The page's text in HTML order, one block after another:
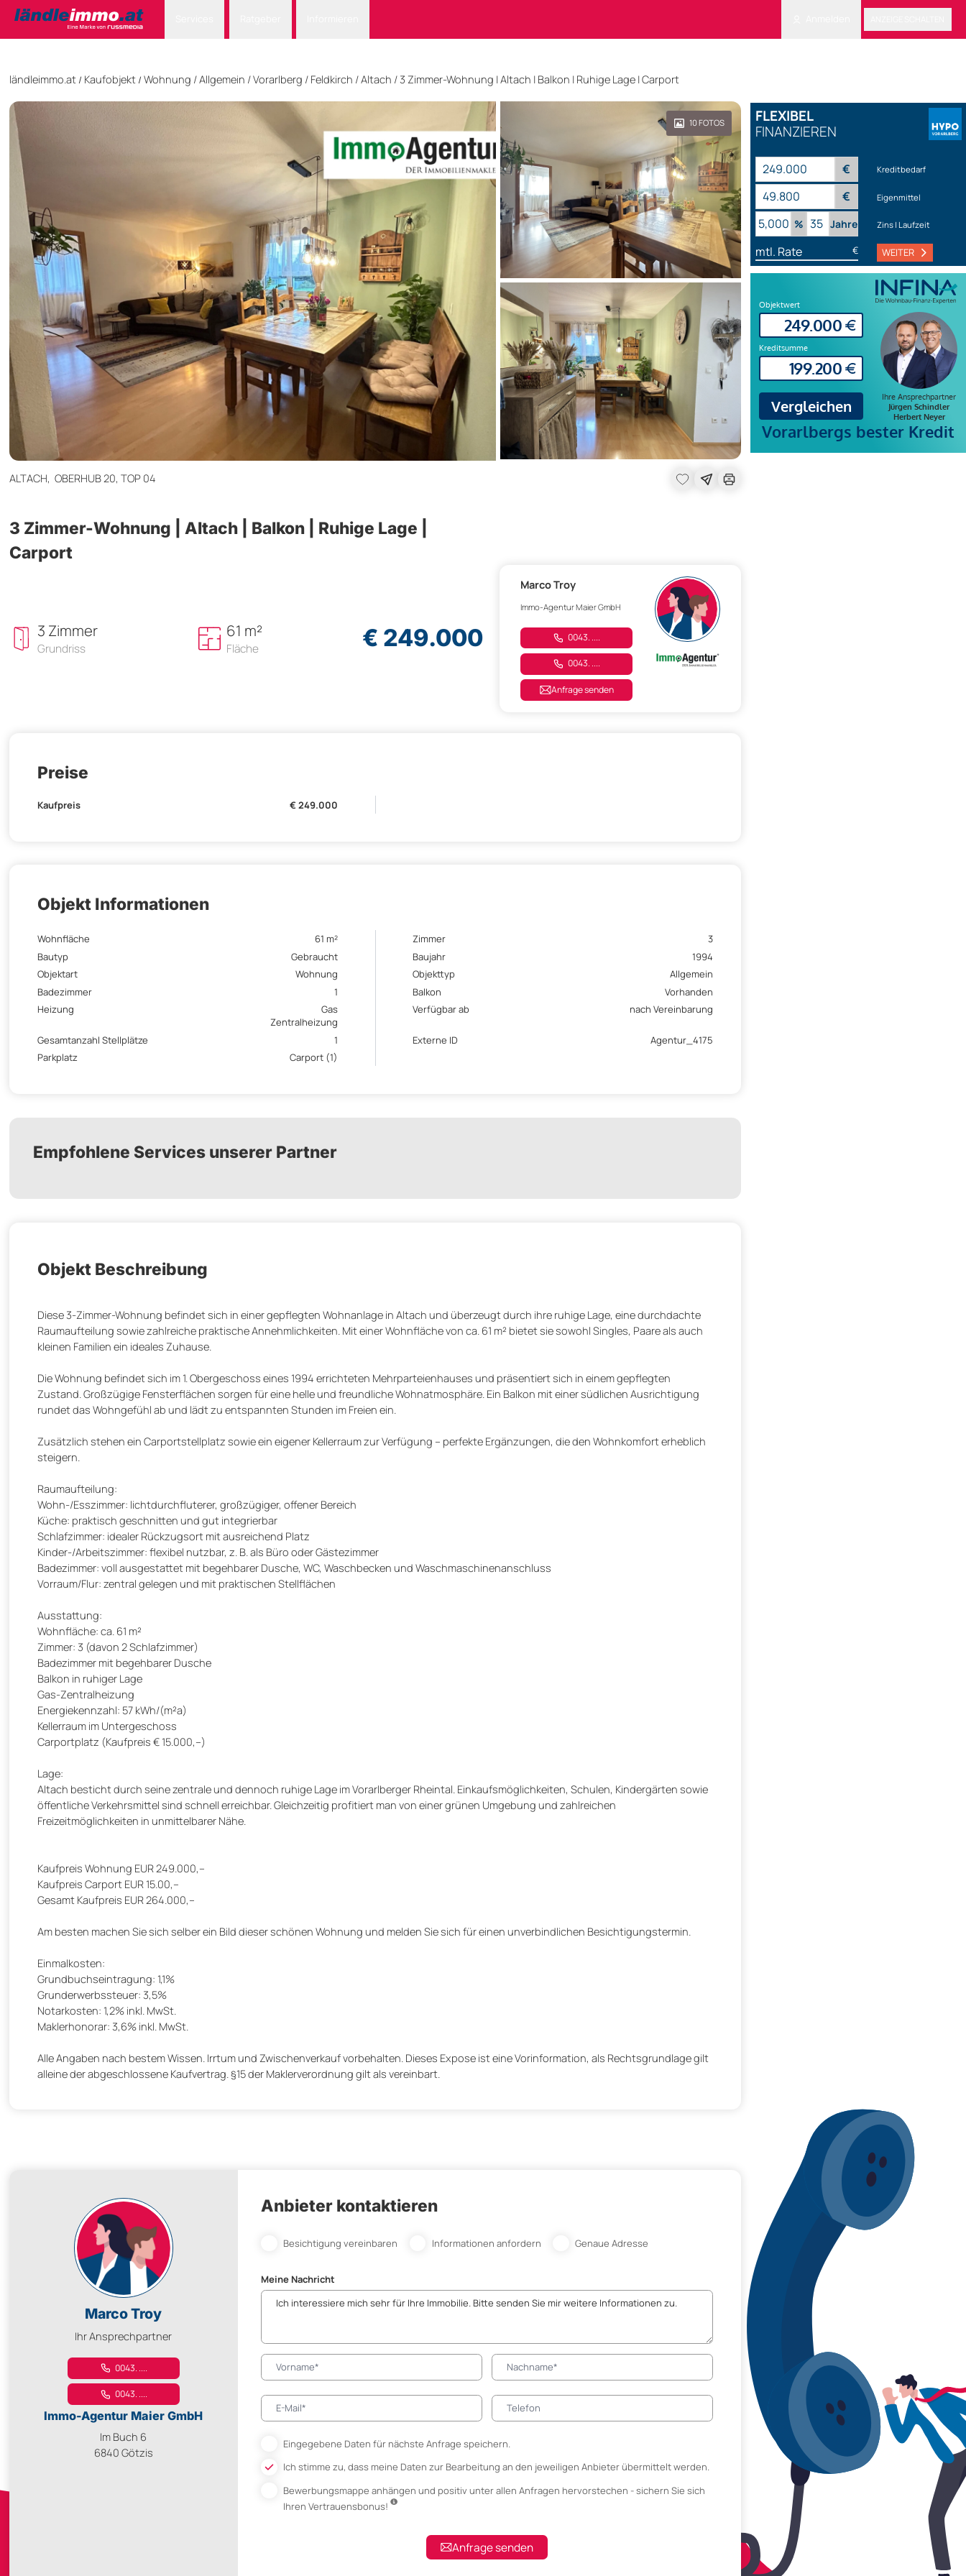
FLEXIBEL
FINANZIEREN
€ Kreditbedarf
€ Eigenmittel
% Jahre Zins | Laufzeit
mtl. Rate € WEITER
ländleimmo.at / Kaufobjekt / Wohnung /Allgemein /Vorarlberg / Feldkirch / Altach /3 Zimmer-Wohnung | Altach | Balkon | Ruhige Lage | Carport
10FOTOS
ALTACH, OBERHUB 20, TOP 04
3 Zimmer-Wohnung | Altach | Balkon | Ruhige Lage |
Carport
3 Zimmer
Grundriss
61 m²
Fläche € 249.000
Marco Troy
Immo-Agentur Maier GmbH
0043. ....
0043. ....
Anfrage senden
Preise
Kaufpreis € 249.000
Objekt Informationen
Wohnfläche 61 m² Zimmer
3
Bautyp
Gebraucht Baujahr
1994
Objektart
Wohnung Objekttyp
Allgemein
Badezimmer
1 Balkon
Vorhanden
Heizung
Gas
Zentralheizung
Verfügbar ab nach Vereinbarung
Gesamtanzahl Stellplätze 1 Externe ID
Agentur_4175
Parkplatz
Carport (1)
Empfohlene Services unserer Partner
Objekt Beschreibung
Diese 3-Zimmer-Wohnung befindet sich in einer gepflegten Wohnanlage in Altach und überzeugt durch ihre ruhige Lage, eine durchdachte
Raumaufteilung sowie zahlreiche praktische Annehmlichkeiten. Mit einer Wohnfläche von ca. 61 m² bietet sie sowohl Singles, Paare als auch
kleinen Familien ein ideales Zuhause.
Die Wohnung befindet sich im 1. Obergeschoss eines 1994 errichteten Mehrparteienhauses und präsentiert sich in einem gepflegten
Zustand. Großzügige Fensterflächen sorgen für eine helle und freundliche Wohnatmosphäre. Ein Balkon mit einer südlichen Ausrichtigung
rundet das Wohngefühl ab und lädt zu entspannten Stunden im Freien ein.
Zusätzlich stehen ein Carportstellplatz sowie ein eigener Kellerraum zur Verfügung – perfekte Ergänzungen, die den Wohnkomfort erheblich
steigern.
Raumaufteilung:
Wohn-/Esszimmer: lichtdurchfluterer, großzügiger, offener Bereich
Küche: praktisch geschnitten und gut integrierbar
Schlafzimmer: idealer Rückzugsort mit ausreichend Platz
Kinder-/Arbeitszimmer: flexibel nutzbar, z. B. als Büro oder Gästezimmer
Badezimmer: voll ausgestattet mit begehbarer Dusche, WC, Waschbecken und Waschmaschinenanschluss
Vorraum/Flur: zentral gelegen und mit praktischen Stellflächen
Ausstattung:
Wohnfläche: ca. 61 m²
Zimmer: 3 (davon 2 Schlafzimmer)
Badezimmer mit begehbarer Dusche
Balkon in ruhiger Lage
Gas-Zentralheizung
Energiekennzahl: 57 kWh/(m²a)
Kellerraum im Untergeschoss
Carportplatz (Kaufpreis € 15.000,–)
Lage:
Altach besticht durch seine zentrale und dennoch ruhige Lage im Vorarlberger Rheintal. Einkaufsmöglichkeiten, Schulen, Kindergärten sowie
öffentliche Verkehrsmittel sind schnell erreichbar. Gleichzeitig profitiert man von einer grünen Umgebung und zahlreichen
Freizeitmöglichkeiten in unmittelbarer Nähe.
Kaufpreis Wohnung EUR 249.000,--
Kaufpreis Carport EUR 15.00,--
Gesamt Kaufpreis EUR 264.000,--
Am besten machen Sie sich selber ein Bild dieser schönen Wohnung und melden Sie sich für einen unverbindlichen Besichtigungstermin.
Einmalkosten:
Grundbuchseintragung: 1,1%
Grunderwerbssteuer: 3,5%
Notarkosten: 1,2% inkl. MwSt.
Maklerhonorar: 3,6% inkl. MwSt.
Alle Angaben nach bestem Wissen. Irrtum und Zwischenverkauf vorbehalten. Dieses Expose ist eine Vorinformation, als Rechtsgrundlage gilt
alleine der abgeschlossene Kaufvertrag. §15 der Maklerverordnung gilt als vereinbart.
Marco Troy
Ihr Ansprechpartner
0043. ....
0043. ....
Immo-Agentur Maier GmbH
Im Buch 6
6840 Götzis
Anbieter kontaktieren
Besichtigung vereinbaren Informationen anfordern Genaue Adresse
Meine Nachricht
Eingegebene Daten für nächste Anfrage speichern.
Ich stimme zu, dass meine Daten zur Bearbeitung an den jeweiligen Anbieter übermittelt werden.
Bewerbungsmappe anhängenund positiv unter allen Anfragen hervorstechen - sichern Sie sich
Ihren Vertrauensbonus!
Anfrage senden